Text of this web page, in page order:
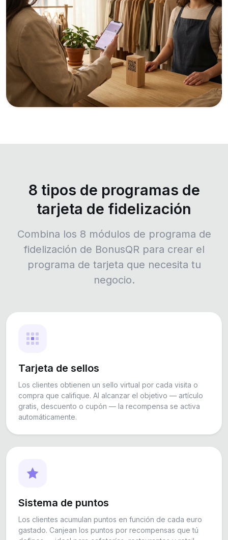
8 tipos de programas de
tarjeta de fidelización
Combina los 8 módulos de programa de
fidelización de BonusQR para crear el
programa de tarjeta que necesita tu
negocio.
Tarjeta de sellos
Los clientes obtienen un sello virtual por cada visita o
compra que califique. Al alcanzar el objetivo — artículo
gratis, descuento o cupón — la recompensa se activa
automáticamente.
Sistema de puntos
Los clientes acumulan puntos en función de cada euro
gastado. Canjean los puntos por recompensas que tú